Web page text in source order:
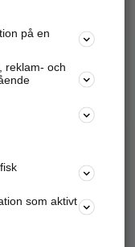
mm.
företaget
annonsera mot
nära dig.
på en
reklam- och
som aktivt